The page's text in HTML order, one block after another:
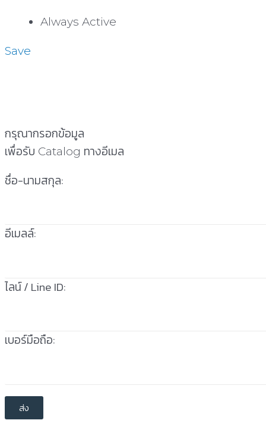
Always Active
Save
กรุณากรอกข้อมูล
เพื่อรับ Catalog ทางอีเมล
ชื่อ-นามสกุล:
อีเมลล์:
ไลน์ / Line ID:
เบอร์มือถือ: